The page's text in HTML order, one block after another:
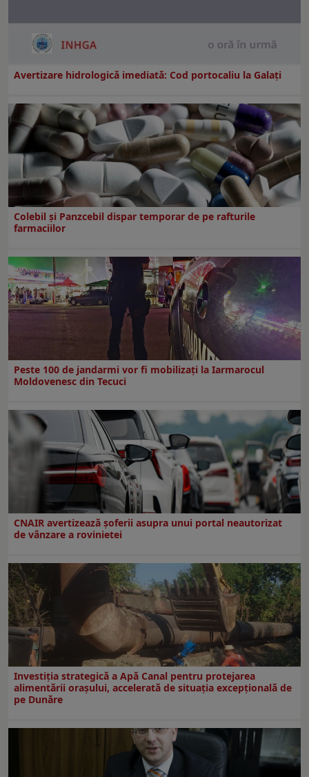
Avertizare hidrologică imediată: Cod portocaliu la Galaţi
Colebil și Panzcebil dispar temporar de pe rafturile
farmaciilor
Peste 100 de jandarmi vor fi mobilizați la Iarmarocul
Moldovenesc din Tecuci
CNAIR avertizează șoferii asupra unui portal neautorizat
de vânzare a rovinietei
Investiția strategică a Apă Canal pentru protejarea
alimentării orașului, accelerată de situația excepțională de
pe Dunăre